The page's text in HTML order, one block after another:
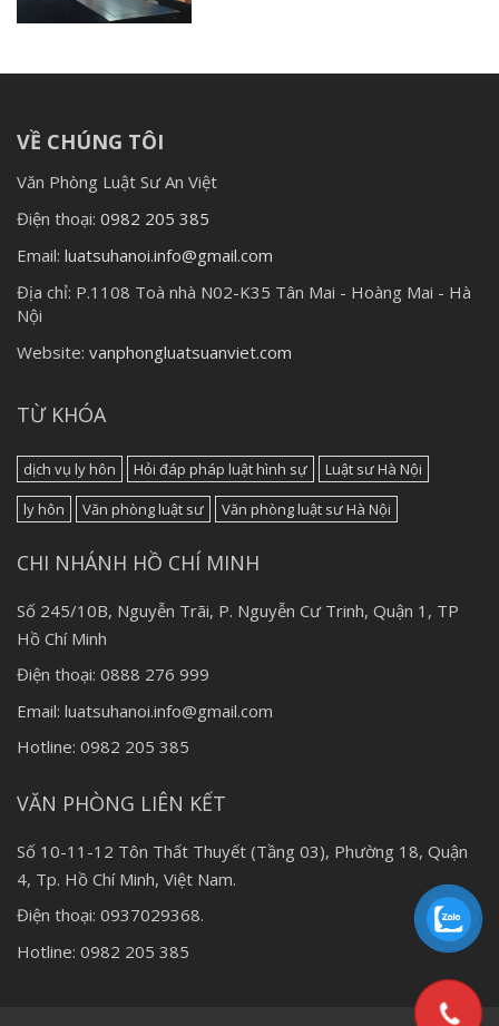
VỀ CHÚNG TÔI
Văn Phòng Luật Sư An Việt
Điện thoại: 0982 205 385
Email: luatsuhanoi.info@gmail.com
Địa chỉ: P.1108 Toà nhà N02-K35 Tân Mai - Hoàng Mai - Hà
Nội
Website: vanphongluatsuanviet.com
TỪ KHÓA
dịch vụ ly hôn Hỏi đáp pháp luật hình sự
Luật sư Hà Nội
ly hôn
Văn phòng luật sư Văn phòng luật sư Hà Nội
CHI NHÁNH HỒ CHÍ MINH
Số 245/10B, Nguyễn Trãi, P. Nguyễn Cư Trinh, Quận 1, TP
Hồ Chí Minh
Điện thoại: 0888 276 999
Email: luatsuhanoi.info@gmail.com
Hotline: 0982 205 385
VĂN PHÒNG LIÊN KẾT
Số 10-11-12 Tôn Thất Thuyết (Tầng 03), Phường 18, Quận
4, Tp. Hồ Chí Minh, Việt Nam.
Điện thoại: 0937029368.
Hotline: 0982 205 385